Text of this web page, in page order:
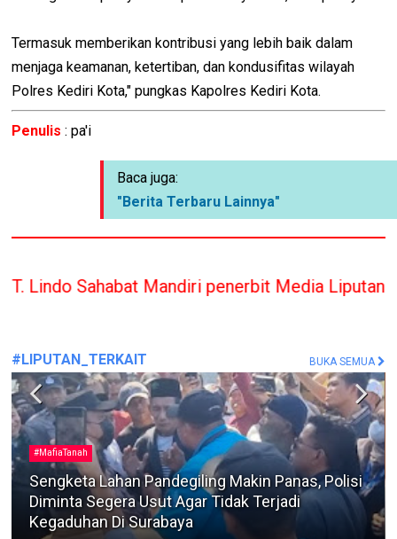
Termasuk memberikan kontribusi yang lebih baik dalam
menjaga keamanan, ketertiban, dan kondusifitas wilayah
Polres Kediri Kota," pungkas Kapolres Kediri Kota.
Penulis : pa'i
Baca juga:
"Berita Terbaru Lainnya"
Mandiri penerbit Media Liputan Indonesia
#LIPUTAN_TERKAIT BUKA SEMUA
Berita Terkini
Dua Warga Kedungdung Diamankan Satreskrim
Polres Sampang Terkait Kasus Pencurian Motor